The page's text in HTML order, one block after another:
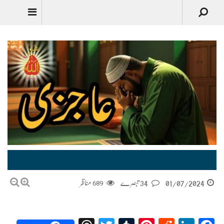
01/07/2024
689 مناظر